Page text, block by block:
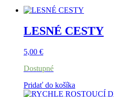
LESNÉ CESTY
5,00 €
Dostupné
Pridať do košíka